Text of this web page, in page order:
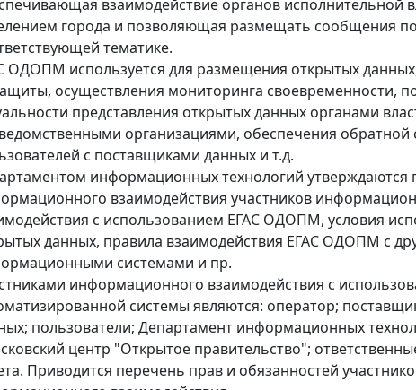
взаимодействие органов исполнительной
города и позволяющая размещать сообщения
тематике.
ОДОПМ используется для размещения открытых
осуществления мониторинга своевременности,
представления открытых данных органами
организациями, обеспечения обратной
с поставщиками данных и т.д.
информационных технологий утверждаются
взаимодействия участников
с использованием ЕГАС ОДОПМ, условия
данных, правила взаимодействия ЕГАС ОДОПМ с
системами и пр.
информационного взаимодействия с
системы являются: оператор;
пользователи; Департамент информационных
центр "Открытое правительство";
Приводится перечень прав и обязанностей